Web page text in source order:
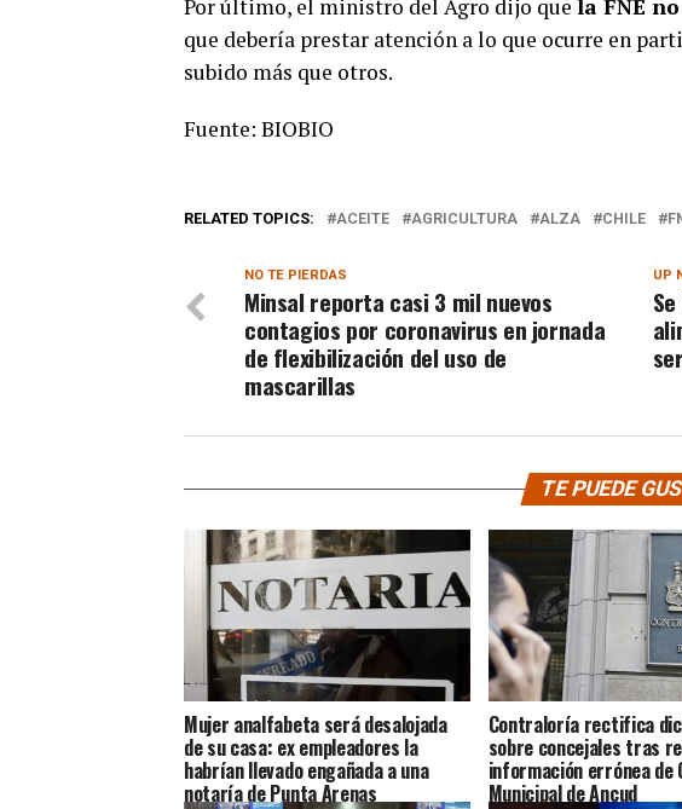
Por último, el ministro del Agro dijo que la FNE
que debería prestar atención a lo que ocurre en
subido más que otros.
Fuente: BIOBIO
RELATED TOPICS: ACEITE AGRICULTURA ALZA CHILE
UP
NO TE PIERDAS
Minsal reporta casi 3 mil nuevos
contagios por coronavirus en jornada
de flexibilización del uso de
mascarillas
TE PUEDE
Mujer analfabeta será desalojada
de su casa: ex empleadores la
habrían llevado engañada a una
notaría de Punta Arenas
Contraloría rectifica
sobre concejales tras
información errónea de
Municipal de Ancud